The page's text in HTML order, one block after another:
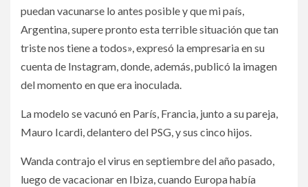
puedan vacunarse lo antes posible y que mi país,
Argentina, supere pronto esta terrible situación que tan
triste nos tiene a todos», expresó la empresaria en su
cuenta de Instagram, donde, además, publicó la imagen
del momento en que era inoculada.
La modelo se vacunó en París, Francia, junto a su pareja,
Mauro Icardi, delantero del PSG, y sus cinco hijos.
Wanda contrajo el virus en septiembre del año pasado,
luego de vacacionar en Ibiza, cuando Europa había